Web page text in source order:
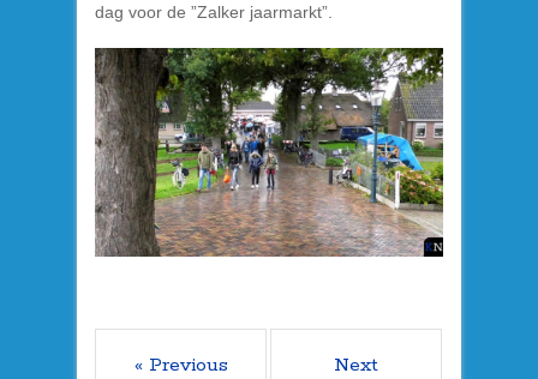
dag voor de ”Zalker jaarmarkt”.
« Previous
Next